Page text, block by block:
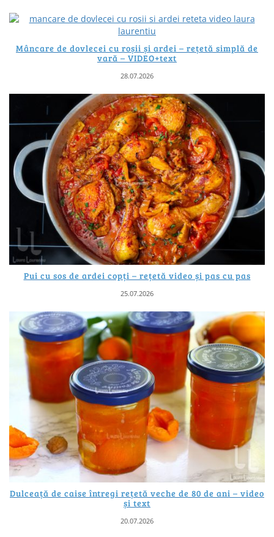
Mâncare de dovlecei cu roșii și ardei – rețetă simplă de
vară – VIDEO+text
28.07.2026
Pui cu sos de ardei copți – rețetă video și pas cu pas
25.07.2026
Dulceață de caise întregi rețetă veche de 80 de ani – video
și text
20.07.2026